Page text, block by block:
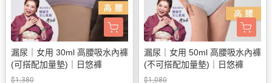
漏尿｜女用 30ml 高腰吸水內褲
(可搭配加量墊)｜日悠褲
$1,380
漏尿｜女用 50ml 高腰吸水內褲
(不可搭配加量墊)｜日悠褲
$1,080